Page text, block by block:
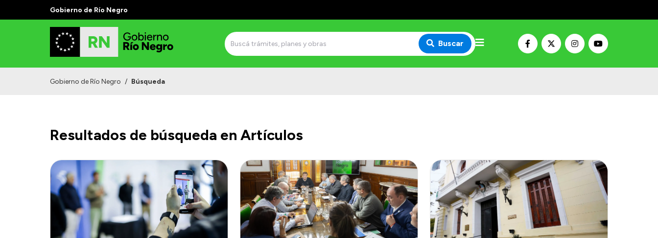
Gobierno de Río Negro
Buscar
Gobierno de Río Negro / Búsqueda
Resultados de búsqueda en Artículos